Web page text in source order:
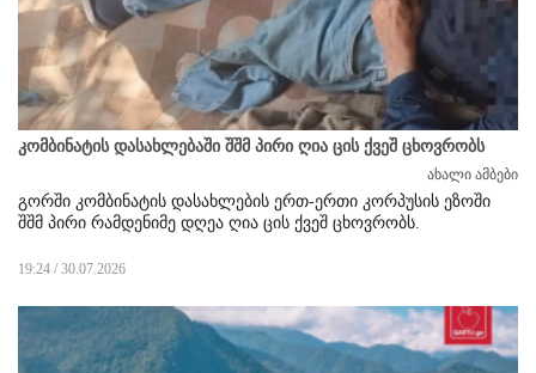
კომბინატის დასახლებაში შშმ პირი ღია ცის ქვეშ ცხოვრობს
ახალი ამბები
გორში კომბინატის დასახლების ერთ-ერთი კორპუსის ეზოში
შშმ პირი რამდენიმე დღეა ღია ცის ქვეშ ცხოვრობს.
19:24 / 30.07.2026